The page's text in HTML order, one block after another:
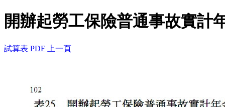
開辦起勞工保險普通事故實計
試算表 PDF 上一頁